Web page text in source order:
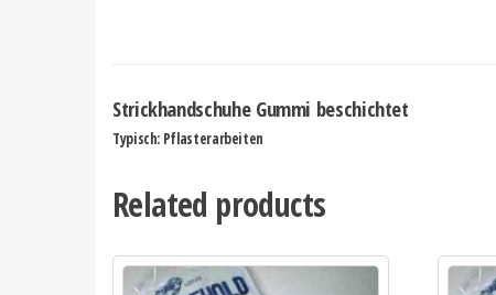
Strickhandschuhe Gummi beschichtet
Typisch: Pflasterarbeiten
Related products